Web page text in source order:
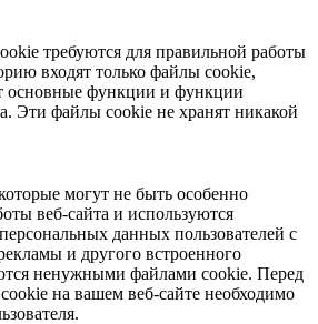
требуются для правильной работы
входят только файлы cookie,
основные функции и функции
Эти файлы cookie не хранят никакой
могут не быть особенно
веб-сайта и используются
данных пользователей с
и другого встроенного
ненужными файлами cookie. Перед
на вашем веб-сайте необходимо